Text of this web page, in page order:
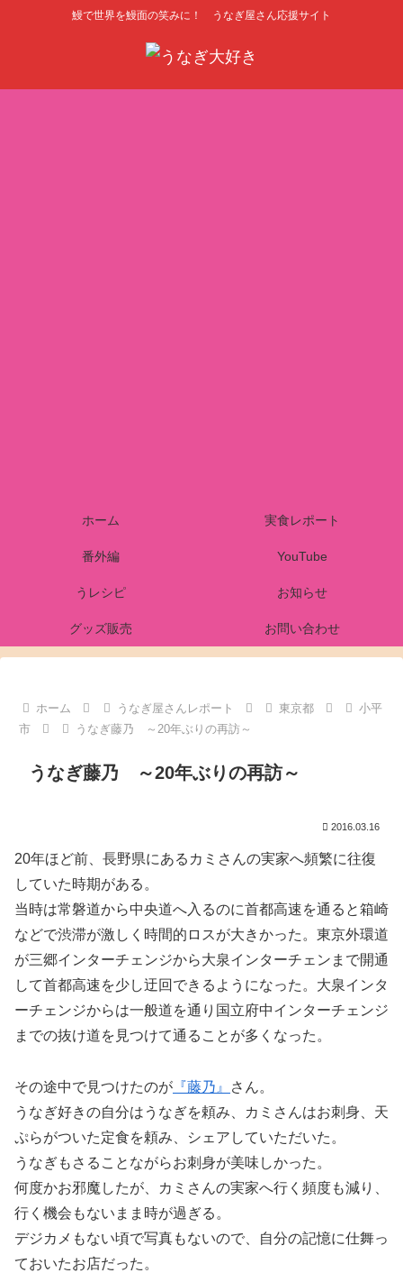
鰻で世界を鰻面の笑みに！ うなぎ屋さん応援サイト
ホーム 実食レポート
番外編 YouTube
うレシピ お知らせ
グッズ販売 お問い合わせ
ホーム うなぎ屋さんレポート 東京都
小平
市
うなぎ藤乃 ～20年ぶりの再訪～
うなぎ藤乃 ～20年ぶりの再訪～
2016.03.16
20年ほど前、長野県にあるカミさんの実家へ頻繁に往復
していた時期がある。
当時は常磐道から中央道へ入るのに首都高速を通ると箱崎
などで渋滞が激しく時間的ロスが大きかった。東京外環道
が三郷インターチェンジから大泉インターチェンまで開通
して首都高速を少し迂回できるようになった。大泉インタ
ーチェンジからは一般道を通り国立府中インターチェンジ
までの抜け道を見つけて通ることが多くなった。
その途中で見つけたのが 『藤乃』
さん。
うなぎ好きの自分はうなぎを頼み、カミさんはお刺身、天
ぷらがついた定食を頼み、シェアしていただいた。
うなぎもさることながらお刺身が美味しかった。
何度かお邪魔したが、カミさんの実家へ行く頻度も減り、
行く機会もないまま時が過ぎる。
デジカメもない頃で写真もないので、自分の記憶に仕舞っ
ておいたお店だった。